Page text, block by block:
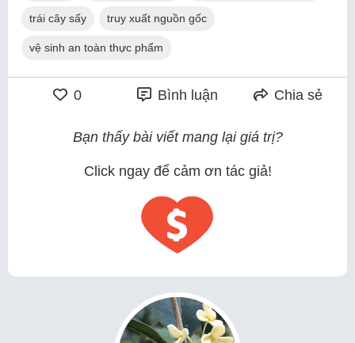
trái cây sấy truy xuất nguồn gốc
vệ sinh an toàn thực phẩm
0 Bình luận Chia sẻ
Bạn thấy bài viết mang lại giá trị?
Click ngay để cảm ơn tác giả!